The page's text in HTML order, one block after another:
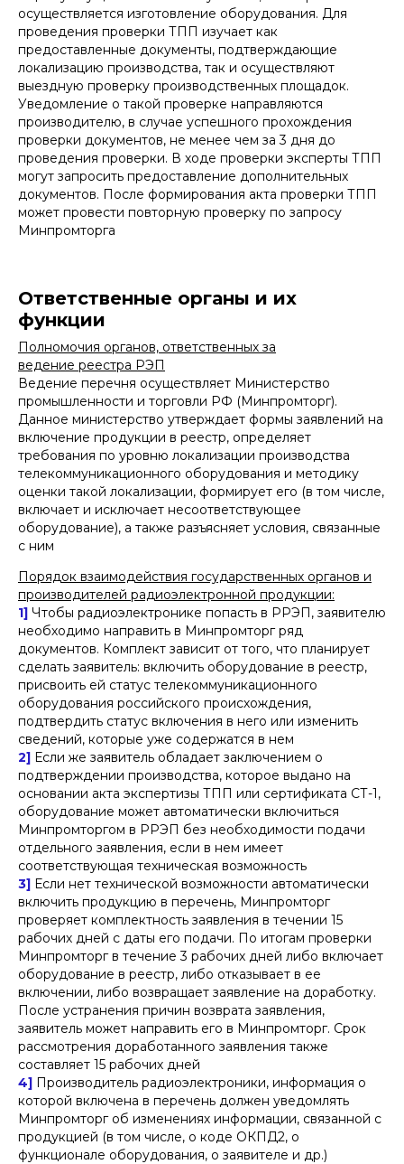
осуществляется изготовление оборудования. Для
проведения проверки ТПП изучает как
предоставленные документы, подтверждающие
локализацию производства, так и осуществляют
выездную проверку производственных площадок.
Уведомление о такой проверке направляются
производителю, в случае успешного прохождения
проверки документов, не менее чем за 3 дня до
проведения проверки. В ходе проверки эксперты ТПП
могут запросить предоставление дополнительных
документов. После формирования акта проверки ТПП
может провести повторную проверку по запросу
Минпромторга
Ответственные органы и их
функции
Полномочия органов, ответственных за
ведение реестра РЭП
Ведение перечня осуществляет Министерство
промышленности и торговли РФ (Минпромторг).
Данное министерство утверждает формы заявлений на
включение продукции в реестр, определяет
требования по уровню локализации производства
телекоммуникационного оборудования и методику
оценки такой локализации, формирует его (в том числе,
включает и исключает несоответствующее
оборудование), а также разъясняет условия, связанные
с ним
Порядок взаимодействия государственных органов и
производителей радиоэлектронной продукции:
1] Чтобы радиоэлектронике попасть в РРЭП, заявителю
необходимо направить в Минпромторг ряд
документов. Комплект зависит от того, что планирует
сделать заявитель: включить оборудование в реестр,
присвоить ей статус телекоммуникационного
оборудования российского происхождения,
подтвердить статус включения в него или изменить
сведений, которые уже содержатся в нем
2] Если же заявитель обладает заключением о
подтверждении производства, которое выдано на
основании акта экспертизы ТПП или сертификата СТ-1,
оборудование может автоматически включиться
Минпромторгом в РРЭП без необходимости подачи
отдельного заявления, если в нем имеет
соответствующая техническая возможность
3] Если нет технической возможности автоматически
включить продукцию в перечень, Минпромторг
проверяет комплектность заявления в течении 15
рабочих дней с даты его подачи. По итогам проверки
Минпромторг в течение 3 рабочих дней либо включает
оборудование в реестр, либо отказывает в ее
включении, либо возвращает заявление на доработку.
После устранения причин возврата заявления,
заявитель может направить его в Минпромторг. Срок
рассмотрения доработанного заявления также
составляет 15 рабочих дней
4] Производитель радиоэлектроники, информация о
которой включена в перечень должен уведомлять
Минпромторг об изменениях информации, связанной с
продукцией (в том числе, о коде ОКПД2, о
функционале оборудования, о заявителе и др.)